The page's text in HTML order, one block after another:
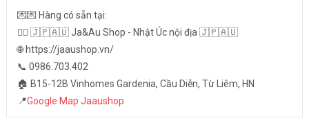
💌💌 Hàng có sẵn tại:
👉🏻 🇯🇵🇦🇺 Ja&Au Shop - Nhật Úc nội địa 🇯🇵🇦🇺
🌐 https://jaaushop.vn/
📞 0986.703.402
🏠 B15-12B Vinhomes Gardenia, Cầu Diễn, Từ Liêm, HN
📍Google Map Jaaushop